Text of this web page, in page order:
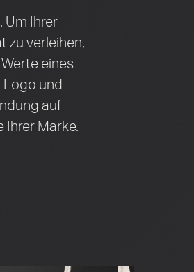
Um Ihrer
zu verleihen,
eines
Logo und
auf
Ihrer Marke.